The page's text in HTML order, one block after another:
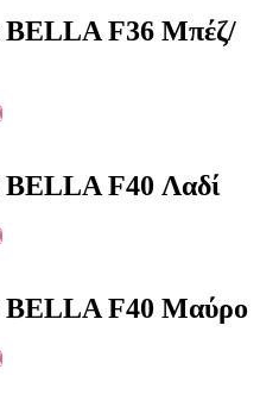
BELLA F36 Μπέζ/
BELLA F40 Λαδί
BELLA F40 Μαύρο